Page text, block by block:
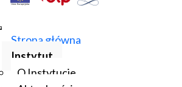
Strona główna
Instytut
O Instytucie